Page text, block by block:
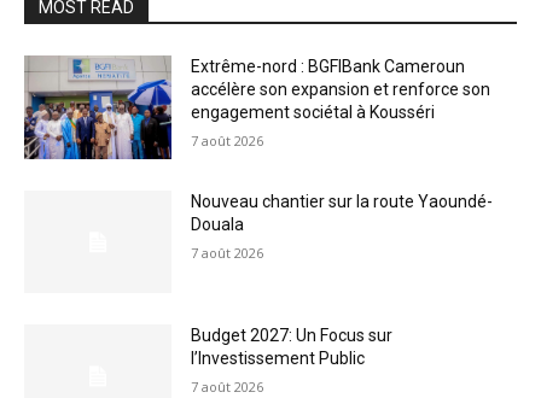
MOST READ
Extrême-nord : BGFIBank Cameroun
accélère son expansion et renforce son
engagement sociétal à Kousséri
7 août 2026
Nouveau chantier sur la route Yaoundé-
Douala
7 août 2026
Budget 2027: Un Focus sur
l’Investissement Public
7 août 2026